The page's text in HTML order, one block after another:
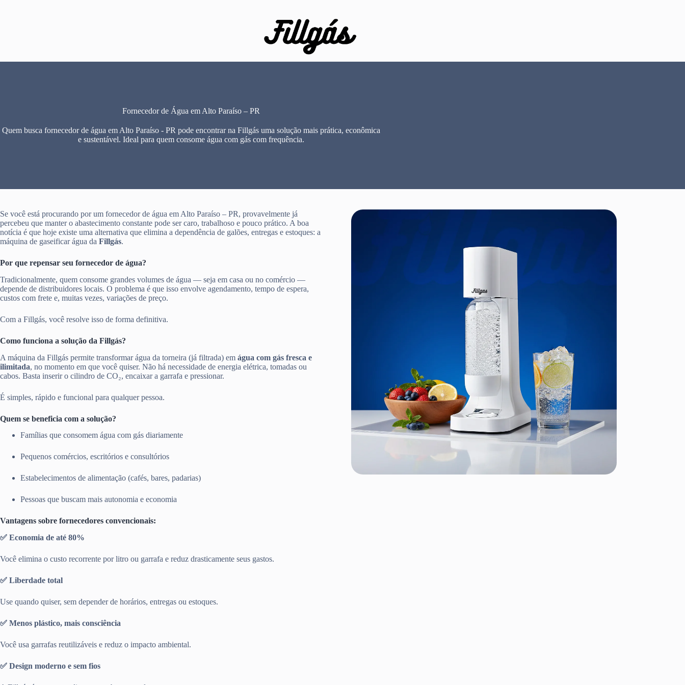
Fornecedor de Água em Alto Paraíso – PR
Quem busca fornecedor de água em Alto Paraíso - PR pode encontrar na Fillgás uma solução mais prática, econômica
e sustentável. Ideal para quem consome água com gás com frequência.
Se você está procurando por um fornecedor de água em Alto Paraíso – PR, provavelmente já
percebeu que manter o abastecimento constante pode ser caro, trabalhoso e pouco prático. A boa
notícia é que hoje existe uma alternativa que elimina a dependência de galões, entregas e estoques: a
máquina de gaseificar água da Fillgás.
Por que repensar seu fornecedor de água?
Tradicionalmente, quem consome grandes volumes de água — seja em casa ou no comércio —
depende de distribuidores locais. O problema é que isso envolve agendamento, tempo de espera,
custos com frete e, muitas vezes, variações de preço.
Com a Fillgás, você resolve isso de forma definitiva.
Como funciona a solução da Fillgás?
A máquina da Fillgás permite transformar água da torneira (já filtrada) em água com gás fresca e
ilimitada, no momento em que você quiser. Não há necessidade de energia elétrica, tomadas ou
cabos. Basta inserir o cilindro de CO₂, encaixar a garrafa e pressionar.
É simples, rápido e funcional para qualquer pessoa.
Quem se beneficia com a solução?
Famílias que consomem água com gás diariamente
Pequenos comércios, escritórios e consultórios
Estabelecimentos de alimentação (cafés, bares, padarias)
Pessoas que buscam mais autonomia e economia
Vantagens sobre fornecedores convencionais:
✅ Economia de até 80%
Você elimina o custo recorrente por litro ou garrafa e reduz drasticamente seus gastos.
✅ Liberdade total
Use quando quiser, sem depender de horários, entregas ou estoques.
✅ Menos plástico, mais consciência
Você usa garrafas reutilizáveis e reduz o impacto ambiental.
✅ Design moderno e sem fios